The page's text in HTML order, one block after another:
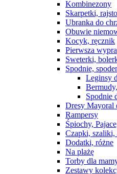
Kombinezony
Skarpetki,
Ubranka do
Obuwie
Kocyk, ręcznik
Pierwsza
Sweterki,
Spodnie,
Leginsy
Spodnie
Dresy Mayoral
Rampersy
Śpiochy,
Czapki, szaliki,
Dodatki, różne
Na plażę
Torby dla
Zestawy